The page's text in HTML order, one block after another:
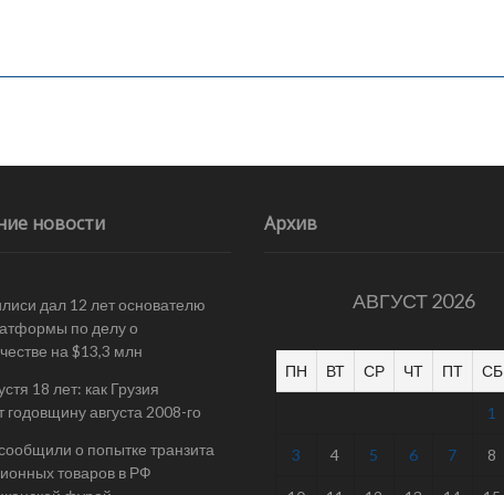
новости
дал 12 лет основателю
по делу о
на $13,3 млн
18 лет: как Грузия
годовщину августа 2008-го
о попытке транзита
товаров в РФ
Архив
АВГУСТ 2026
ПН ВТ СР ЧТ ПТ СБ
1
3 4 5 6 7 8